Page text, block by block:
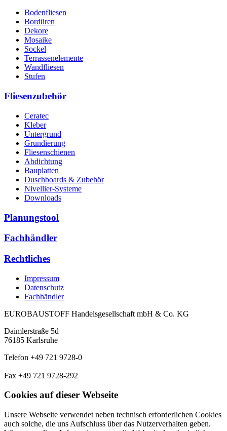
Bodenfliesen
Bordüren
Dekore
Mosaike
Sockel
Terrassenelemente
Wandfliesen
Stufen
Fliesenzubehör
Ceratec
Kleber
Untergrund
Grundierung
Fliesenschienen
Abdichtung
Bauplatten
Duschboards & Zubehör
Nivellier-Systeme
Downloads
Planungstool
Fachhändler
Rechtliches
Impressum
Datenschutz
Fachhändler
EUROBAUSTOFF Handelsgesellschaft mbH & Co. KG
Daimlerstraße 5d
76185 Karlsruhe
Telefon +49 721 9728-0
Fax +49 721 9728-292
Cookies auf dieser Webseite
Unsere Webseite verwendet neben technisch erforderlichen Cookies
auch solche, die uns Aufschluss über das Nutzerverhalten geben.